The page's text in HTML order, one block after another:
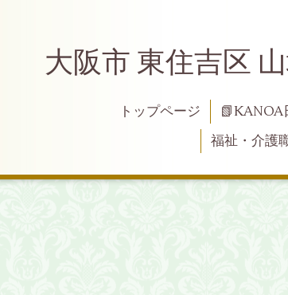
大阪市 東住吉区
トップページ 📗KANOA
福祉・介護